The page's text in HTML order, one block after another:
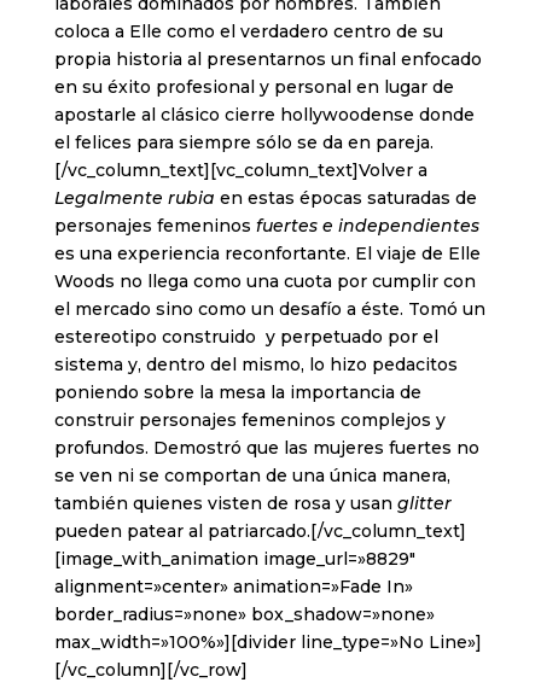
coloca a Elle como el verdadero centro de su
propia historia al presentarnos un final enfocado
en su éxito profesional y personal en lugar de
apostarle al clásico cierre hollywoodense donde
el felices para siempre sólo se da en pareja.
[/vc_column_text][vc_column_text]Volver a
Legalmente rubia en estas épocas saturadas de
personajes femeninos fuertes e independientes
es una experiencia reconfortante. El viaje de Elle
Woods no llega como una cuota por cumplir con
el mercado sino como un desafío a éste. Tomó un
estereotipo construido y perpetuado por el
sistema y, dentro del mismo, lo hizo pedacitos
poniendo sobre la mesa la importancia de
construir personajes femeninos complejos y
profundos. Demostró que las mujeres fuertes no
se ven ni se comportan de una única manera,
también quienes visten de rosa y usan glitter
pueden patear al patriarcado.[/vc_column_text]
[image_with_animation image_url=»8829″
alignment=»center» animation=»Fade In»
border_radius=»none» box_shadow=»none»
max_width=»100%»][divider line_type=»No Line»]
[/vc_column][/vc_row]